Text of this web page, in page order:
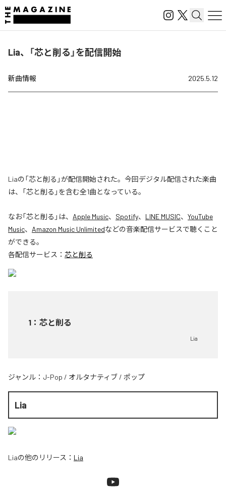
Lia、「芯と削る」を配信開始
新曲情報 2025.5.12
Liaの「芯と削る」が配信開始された。今回デジタル配信された楽曲
は、「芯と削る」を含む全1曲となっている。
なお「芯と削る 」は、 Apple Music、 Spotify、 LINE MUSIC、 YouTube
Music、 Amazon Music Unlimitedなどの音楽配信サービスで聴くこと
ができる。
各配信サービス： 芯と削る
1 ： 芯と削る
Lia
ジャンル： J-Pop / オルタナティブ / ポップ
Lia
Liaの他のリリース： Lia